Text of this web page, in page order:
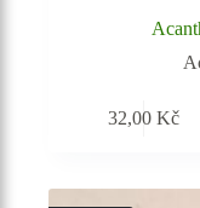
32,00Kč